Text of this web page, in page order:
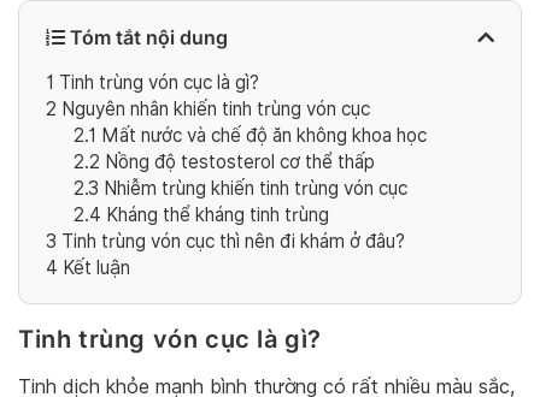
Tóm tắt nội dung
1 Tinh trùng vón cục là gì?
2 Nguyên nhân khiến tinh trùng vón cục
2.1 Mất nước và chế độ ăn không khoa học
2.2 Nồng độ testosterol cơ thể thấp
2.3 Nhiễm trùng khiến tinh trùng vón cục
2.4 Kháng thể kháng tinh trùng
3 Tinh trùng vón cục thì nên đi khám ở đâu?
4 Kết luận
Tinh trùng vón cục là gì?
Tinh dịch khỏe mạnh bình thường có rất nhiều màu sắc,